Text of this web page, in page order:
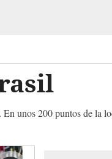
unos 200 puntos de la